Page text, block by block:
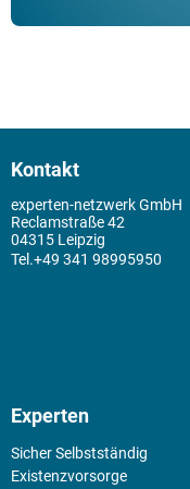
Kontakt
experten-netzwerk GmbH
Reclamstraße 42
04315 Leipzig
+49 341 98995950
Experten
Sicher Selbstständig
Existenz­vorsorge